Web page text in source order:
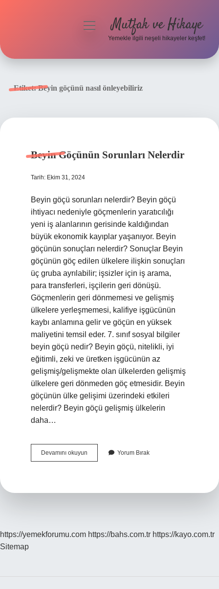
menüyüMutfak ve Hikaye
Yemekle ilgili neşeli hikayeler keşfet!
Etiket:Beyin göçünü nasıl önleyebiliriz
Beyin Göçünün Sorunları Nelerdir
Tarih: Ekim 31, 2024
Beyin göçü sorunları nelerdir? Beyin göçü
ihtiyacı nedeniyle göçmenlerin yaratıcılığı
yeni iş alanlarının gerisinde kaldığından
büyük ekonomik kayıplar yaşanıyor. Beyin
göçünün sonuçları nelerdir? Sonuçlar Beyin
göçünün göç edilen ülkelere ilişkin sonuçları
üç gruba ayrılabilir; işsizler için iş arama,
para transferleri, işçilerin geri dönüşü.
Göçmenlerin geri dönmemesi ve gelişmiş
ülkelere yerleşmemesi, kalifiye işgücünün
kaybı anlamına gelir ve göçün en yüksek
maliyetini temsil eder. 7. sınıf sosyal bilgiler
beyin göçü nedir? Beyin göçü, nitelikli, iyi
eğitimli, zeki ve üretken işgücünün az
gelişmiş/gelişmekte olan ülkelerden gelişmiş
ülkelere geri dönmeden göç etmesidir. Beyin
göçünün ülke gelişimi üzerindeki etkileri
nelerdir? Beyin göçü gelişmiş ülkelerin
daha…
Devamını okuyun
Göçünün
Yorum Bırak
https://yemekforumu.com https://bahs.com.tr https://kayo.com.tr
Sitemap